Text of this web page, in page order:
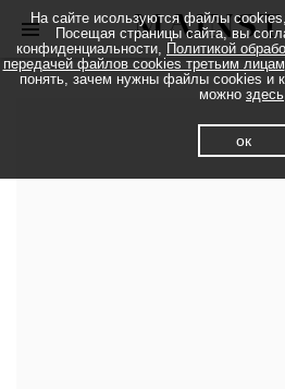
На сайте исользуются файлы
Посещая страницы сайта, вы
конфиденциальности, Политикой
передачей файлов cookies третьим лицам
понять, зачем нужны файлы cookies и
можно здесь
ок